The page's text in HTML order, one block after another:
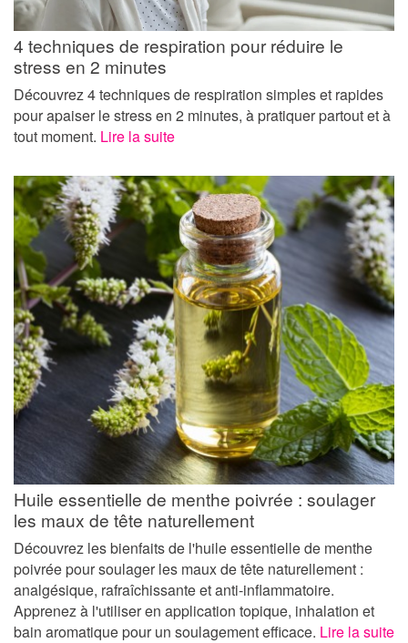
4 techniques de respiration pour réduire le
stress en 2 minutes
Découvrez 4 techniques de respiration simples et rapides
pour apaiser le stress en 2 minutes, à pratiquer partout et à
tout moment. Lire la suite
Huile essentielle de menthe poivrée : soulager
les maux de tête naturellement
Découvrez les bienfaits de l'huile essentielle de menthe
poivrée pour soulager les maux de tête naturellement :
analgésique, rafraîchissante et anti-inflammatoire.
Apprenez à l'utiliser en application topique, inhalation et
bain aromatique pour un soulagement efficace. Lire la suite